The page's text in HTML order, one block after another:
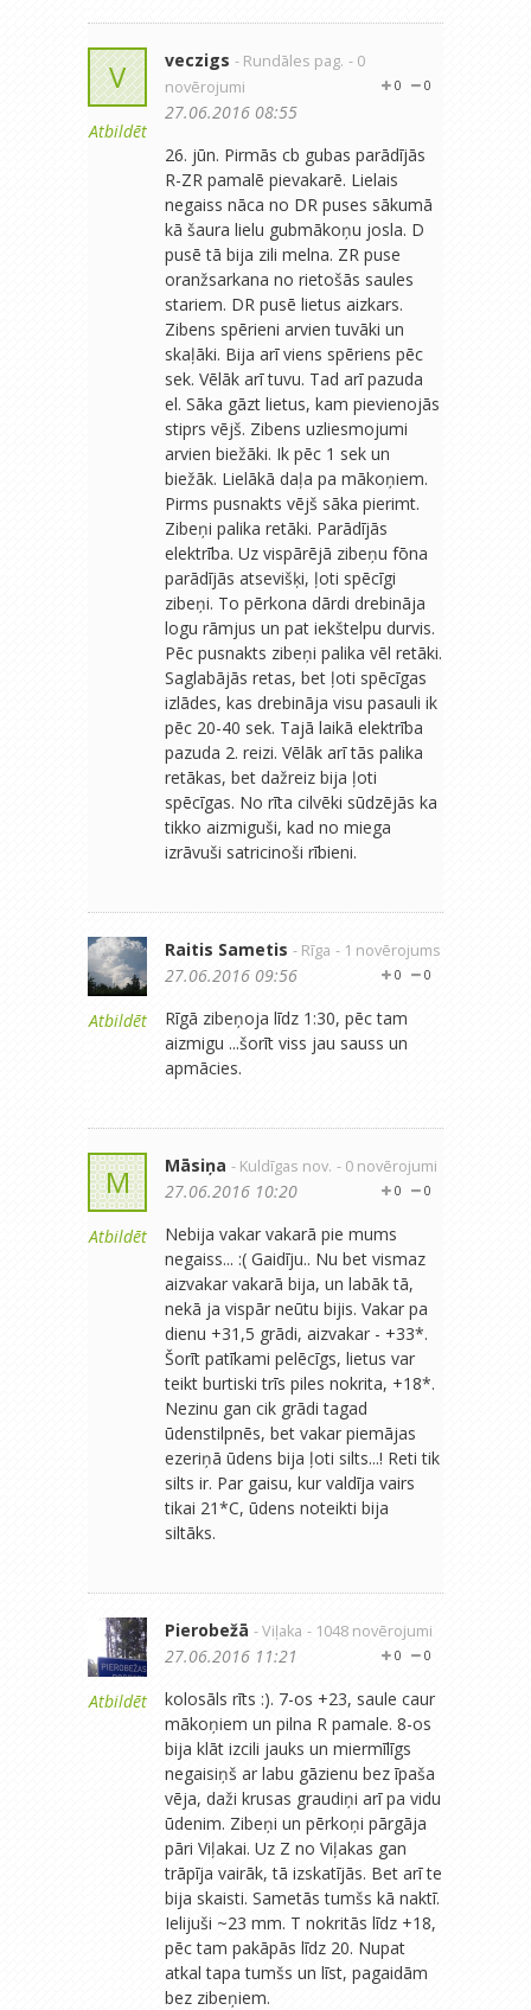
V
Atbildēt
veczigs - Rundāles pag. - 0
novērojumi
0
0
27.06.2016 08:55
26. jūn. Pirmās cb gubas parādījās
R-ZR pamalē pievakarē. Lielais
negaiss nāca no DR puses sākumā
kā šaura lielu gubmākoņu josla. D
pusē tā bija zili melna. ZR puse
oranžsarkana no rietošās saules
stariem. DR pusē lietus aizkars.
Zibens spērieni arvien tuvāki un
skaļāki. Bija arī viens spēriens pēc
sek. Vēlāk arī tuvu. Tad arī pazuda
el. Sāka gāzt lietus, kam pievienojās
stiprs vējš. Zibens uzliesmojumi
arvien biežāki. Ik pēc 1 sek un
biežāk. Lielākā daļa pa mākoņiem.
Pirms pusnakts vējš sāka pierimt.
Zibeņi palika retāki. Parādījās
elektrība. Uz vispārējā zibeņu fōna
parādījās atsevišķi, ļoti spēcīgi
zibeņi. To pērkona dārdi drebināja
logu rāmjus un pat iekštelpu durvis.
Pēc pusnakts zibeņi palika vēl retāki.
Saglabājās retas, bet ļoti spēcīgas
izlādes, kas drebināja visu pasauli ik
pēc 20-40 sek. Tajā laikā elektrība
pazuda 2. reizi. Vēlāk arī tās palika
retākas, bet dažreiz bija ļoti
spēcīgas. No rīta cilvēki sūdzējās ka
tikko aizmiguši, kad no miega
izrāvuši satricinoši rībieni.
Atbildēt
Raitis Sametis - Rīga - 1 novērojums
0
0
27.06.2016 09:56
Rīgā zibeņoja līdz 1:30, pēc tam
aizmigu ...šorīt viss jau sauss un
apmācies.
M
Atbildēt
Māsiņa - Kuldīgas nov. - 0 novērojumi
0
0
27.06.2016 10:20
Nebija vakar vakarā pie mums
negaiss... :( Gaidīju.. Nu bet vismaz
aizvakar vakarā bija, un labāk tā,
nekā ja vispār neūtu bijis. Vakar pa
dienu +31,5 grādi, aizvakar - +33*.
Šorīt patīkami pelēcīgs, lietus var
teikt burtiski trīs piles nokrita, +18*.
Nezinu gan cik grādi tagad
ūdenstilpnēs, bet vakar piemājas
ezeriņā ūdens bija ļoti silts...! Reti tik
silts ir. Par gaisu, kur valdīja vairs
tikai 21*C, ūdens noteikti bija
siltāks.
Atbildēt
Pierobežā - Viļaka - 1048 novērojumi
0
0
27.06.2016 11:21
kolosāls rīts :). 7-os +23, saule caur
mākoņiem un pilna R pamale. 8-os
bija klāt izcili jauks un miermīlīgs
negaisiņš ar labu gāzienu bez īpaša
vēja, daži krusas graudiņi arī pa vidu
ūdenim. Zibeņi un pērkoņi pārgāja
pāri Viļakai. Uz Z no Viļakas gan
trāpīja vairāk, tā izskatījās. Bet arī te
bija skaisti. Sametās tumšs kā naktī.
Ielijuši ~23 mm. T nokritās līdz +18,
pēc tam pakāpās līdz 20. Nupat
atkal tapa tumšs un līst, pagaidām
bez zibeņiem.